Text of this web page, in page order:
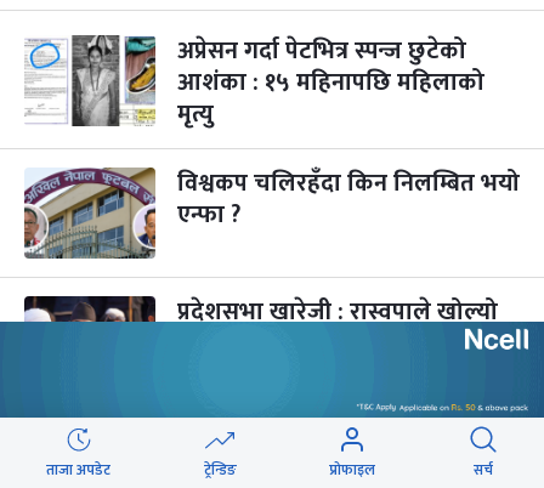
अप्रेसन गर्दा पेटभित्र स्पन्ज छुटेको
आशंका : १५ महिनापछि महिलाको
मृत्यु
विश्वकप चलिरहँदा किन निलम्बित भयो
एन्फा ?
प्रदेशसभा खारेजी : रास्वपाले खोल्यो
उद्घाटनपछि बल्ल प्रतिनिधि यकिन
गर्दा रास्वपा महाधिवेशनमा भद्रगोल
ताजा अपडेट ट्रेन्डिङ प्रोफाइल सर्च